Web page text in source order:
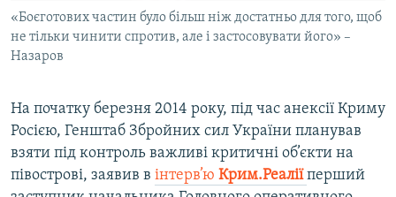
«Боєготових частин було більш ніж достатньо для того, щоб
не тільки чинити спротив, але і застосовувати його» –
Назаров
На початку березня 2014 року, під час анексії Криму
Росією, Генштаб Збройних сил України планував
взяти під контроль важливі критичні об’єкти на
півострові, заявив в інтерв’ю Крим.Реаліїперший